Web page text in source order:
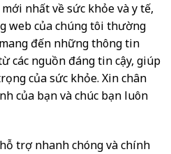
nhất về sức khỏe và y tế,
web của chúng tôi thường
đến những thông tin
các nguồn đáng tin cậy, giúp
của sức khỏe. Xin chân
của bạn và chúc bạn luôn
trợ nhanh chóng và chính